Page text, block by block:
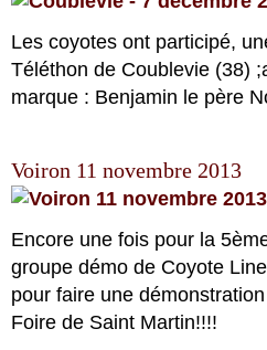
Les coyotes ont participé,
Téléthon de Coublevie (38)
marque : Benjamin le père
Voiron 11 novembre 2013
Encore une fois pour la
groupe démo de Coyote
pour faire une
Foire de Saint Martin!!!!